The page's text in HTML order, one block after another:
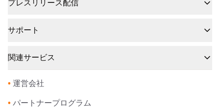
プレスリリース配信
サポート
関連サービス
• 運営会社
• パートナープログラム